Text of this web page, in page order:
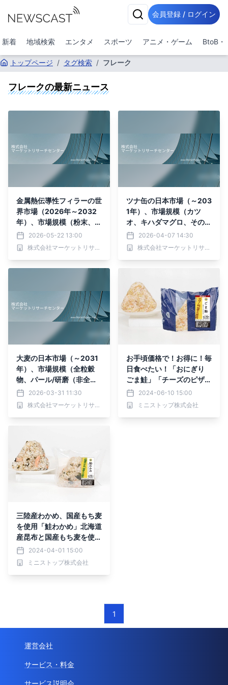
会員登録 / ログイン
新着 地域検索 エンタメ スポーツ アニメ・ゲーム BtoB・
トップページ / タグ検索 / フレーク
フレークの最新ニュース
金属熱伝導性フィラーの世
界市場（2026年～2032
年）、市場規模（粉末、フ
レーク、繊維）・分析レポ
ートを発表
2026-05-22 13:00
株式会社マーケットリサーチセンター
ツナ缶の日本市場（～203
1年）、市場規模（カツ
オ、キハダマグロ、その
他）・分析レポートを発表
2026-04-07 14:30
株式会社マーケットリサーチセンター
大麦の日本市場（～2031
年）、市場規模（全粒穀
物、パール/研磨（非全粒
穀物）、フレーク）・分析
レポートを発表
2026-03-31 11:30
株式会社マーケットリサーチセンター
お手頃価格で！お得に！毎
日食べたい！「おにぎり
ごま鮭」「チーズのピザパ
ン」６月１１日（火）新発
売
2024-06-10 15:00
ミニストップ株式会社
三陸産わかめ、国産もち麦
を使用「鮭わかめ」北海道
産昆布と国産もち麦を使用
「梅こんぶ」４月２日
（火）新発売
2024-04-01 15:00
ミニストップ株式会社
1
運営会社
サービス・料金
サービス説明会